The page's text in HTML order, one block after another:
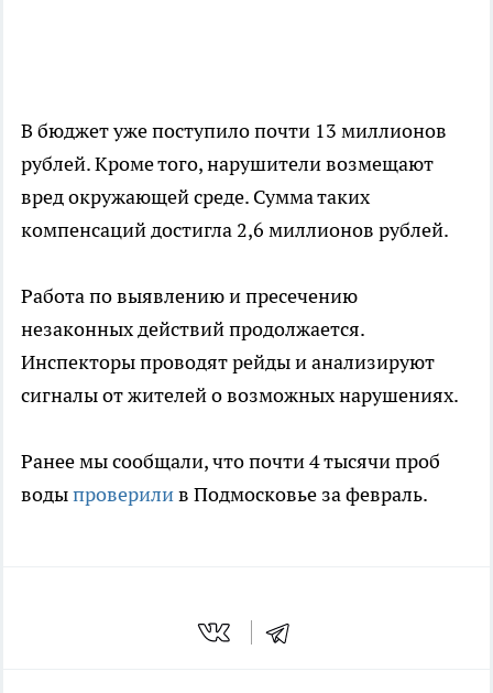
В бюджет уже поступило почти 13 миллионов
рублей. Кроме того, нарушители возмещают
вред окружающей среде. Сумма таких
компенсаций достигла 2,6 миллионов рублей.
Работа по выявлению и пресечению
незаконных действий продолжается.
Инспекторы проводят рейды и анализируют
сигналы от жителей о возможных нарушениях.
Ранее мы сообщали, что почти 4 тысячи проб
водыпроверилив Подмосковье за февраль.